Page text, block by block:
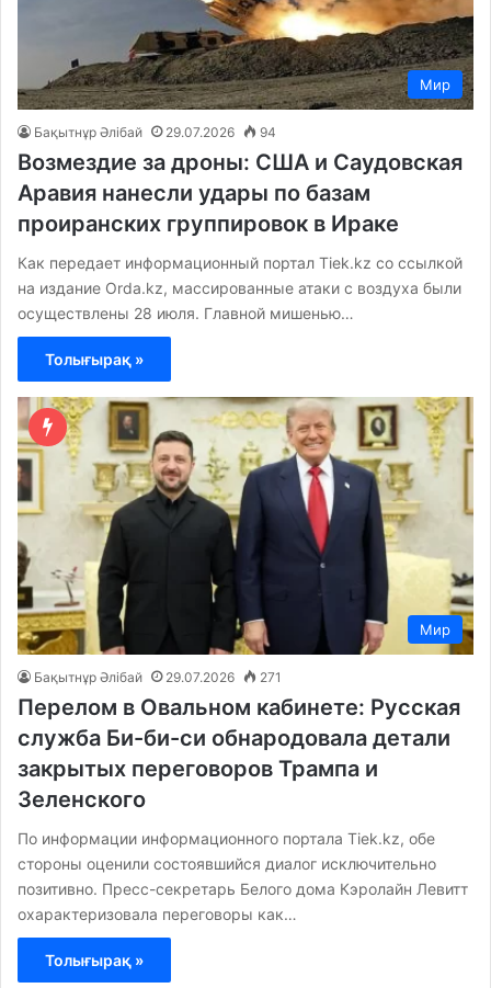
Мир
Бақытнұр Әлібай 29.07.2026 94
Возмездие за дроны: США и Саудовская
Аравия нанесли удары по базам
проиранских группировок в Ираке
Как передает информационный портал Tiek.kz со ссылкой
на издание Orda.kz, массированные атаки с воздуха были
осуществлены 28 июля. Главной мишенью…
Толығырақ »
Мир
Бақытнұр Әлібай 29.07.2026 271
Перелом в Овальном кабинете: Русская
служба Би-би-си обнародовала детали
закрытых переговоров Трампа и
Зеленского
По информации информационного портала Tiek.kz, обе
стороны оценили состоявшийся диалог исключительно
позитивно. Пресс-секретарь Белого дома Кэролайн Левитт
охарактеризовала переговоры как…
Толығырақ »